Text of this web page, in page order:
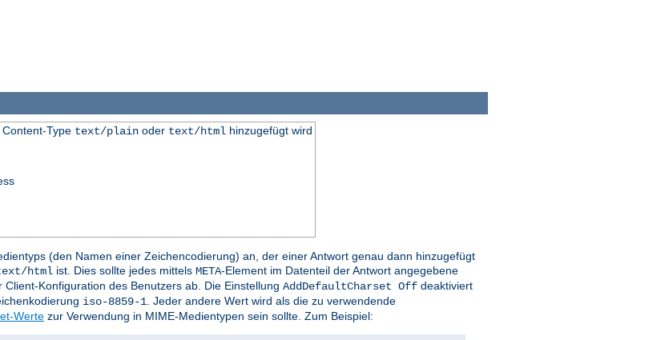
Type text/plainoder text/html hinzugefügt wird
(den Namen einer Zeichencodierung) an, der einer Antwort genau dann hinzugefügt
html ist. Dies sollte jedes mittels META-Element im Datenteil der Antwort angegebene
Konfiguration des Benutzers ab. Die Einstellung AddDefaultCharset Off deaktiviert
iso-8859-1 . Jeder andere Wert wird als die zu verwendende
Werte zur Verwendung in MIME-Medientypen sein sollte. Zum Beispiel: